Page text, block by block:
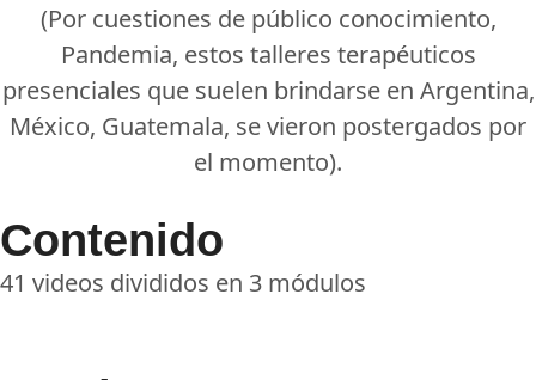
(Por cuestiones de público conocimiento,
Pandemia, estos talleres terapéuticos
presenciales que suelen brindarse en Argentina,
México, Guatemala, se vieron postergados por
el momento).
Contenido
41 videos divididos en 3 módulos